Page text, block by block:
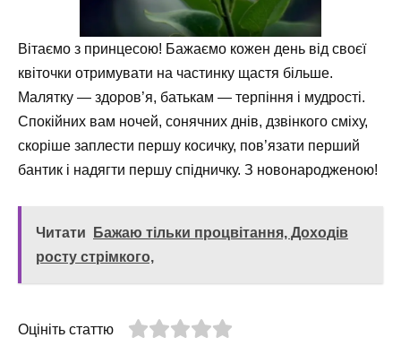
Вітаємо з принцесою! Бажаємо кожен день від своєї
квіточки отримувати на частинку щастя більше.
Малятку — здоров’я, батькам — терпіння і мудрості.
Спокійних вам ночей, сонячних днів, дзвінкого сміху,
скоріше заплести першу косичку, пов’язати перший
бантик і надягти першу спідничку. З новонародженою!
Читати
Бажаю тільки процвітання, Доходів
росту стрімкого,
Оцініть статтю